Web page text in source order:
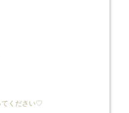
てください♡